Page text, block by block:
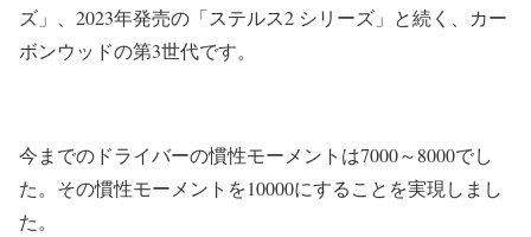
ズ」、2023年発売の「ステルス2 シリーズ」と続く、カー
ボンウッドの第3世代です。
今までのドライバーの慣性モーメントは7000～8000でし
た。その慣性モーメントを10000にすることを実現しまし
た。